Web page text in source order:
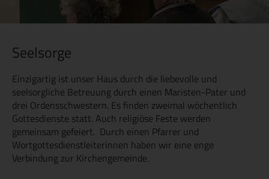
Seelsorge
Einzigartig ist unser Haus durch die liebevolle und
seelsorgliche Betreuung durch einen Maristen-Pater und
drei Ordensschwestern. Es finden zweimal wöchentlich
Gottesdienste statt. Auch religiöse Feste werden
gemeinsam gefeiert. Durch einen Pfarrer und
Wortgottesdienstleiterinnen haben wir eine enge
Verbindung zur Kirchengemeinde.